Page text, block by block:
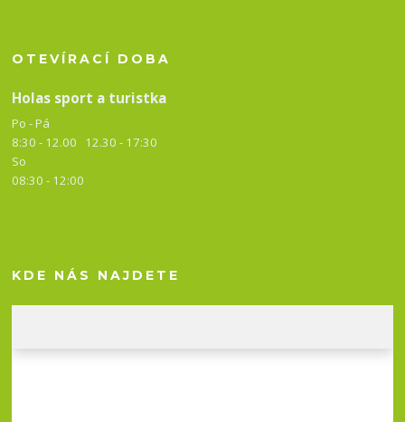
OTEVÍRACÍ DOBA
Holas sport a turistka
Po - Pá
8:30 - 12.00 12.30 - 17:30
So
08:30 - 12:00
KDE NÁS NAJDETE